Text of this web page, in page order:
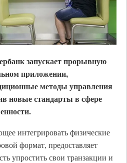
запускает прорывную
приложении,
методы управления
новые стандарты в сфере
интегрировать физические
формат, предоставляет
упростить свои транзакции и